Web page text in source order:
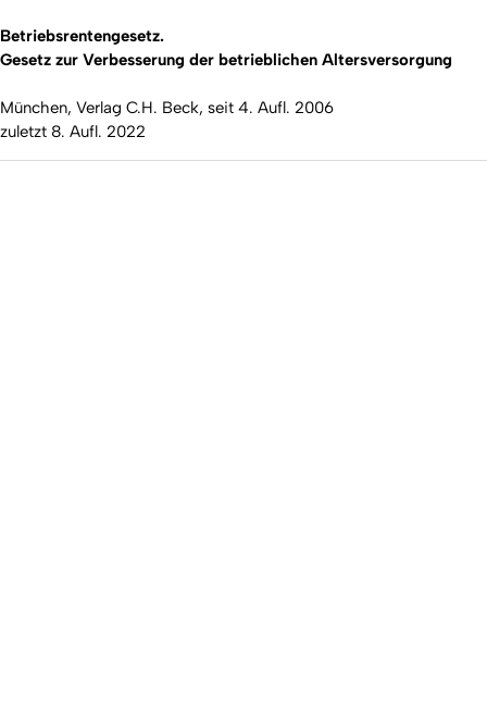
Betriebsrentengesetz.
Gesetz zur Verbesserung der betrieblichen Altersversorgung
München, Verlag C.H. Beck, seit 4. Aufl. 2006
zuletzt 8. Aufl. 2022